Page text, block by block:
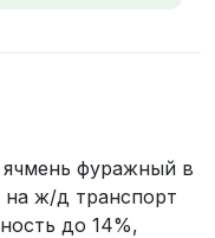
фуражный в
на ж/д транспорт
до 14%,